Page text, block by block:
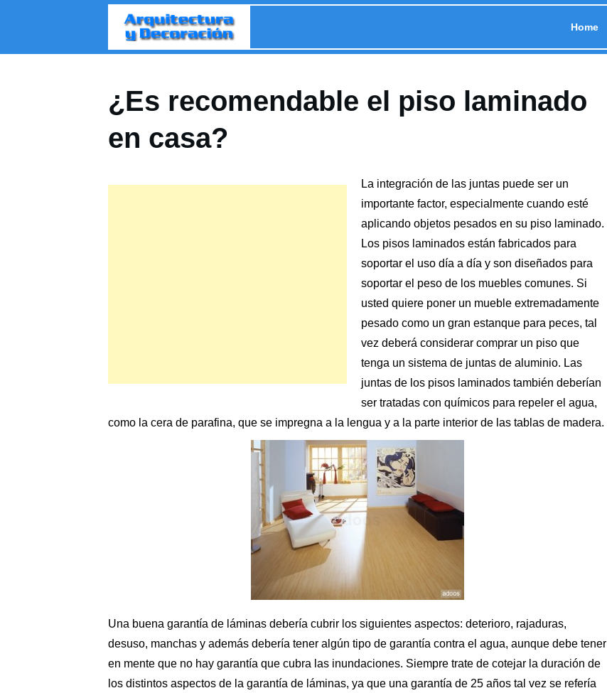
Home
¿Es recomendable el piso laminado
en casa?
La integración de las juntas puede ser un
importante factor, especialmente cuando esté
aplicando objetos pesados en su piso laminado.
Los pisos laminados están fabricados para
soportar el uso día a día y son diseñados para
soportar el peso de los muebles comunes. Si
usted quiere poner un mueble extremadamente
pesado como un gran estanque para peces, tal
vez deberá considerar comprar un piso que
tenga un sistema de juntas de aluminio. Las
juntas de los pisos laminados también deberían
ser tratadas con químicos para repeler el agua,
como la cera de parafina, que se impregna a la lengua y a la parte interior de las tablas de madera.
Una buena garantía de láminas debería cubrir los siguientes aspectos: deterioro, rajaduras,
desuso, manchas y además debería tener algún tipo de garantía contra el agua, aunque debe tener
en mente que no hay garantía que cubra las inundaciones. Siempre trate de cotejar la duración de
los distintos aspectos de la garantía de láminas, ya que una garantía de 25 años tal vez se refería